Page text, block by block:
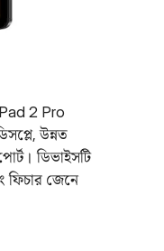
2 Pro
উন্নত
ডিভাইসটি
ফিচার জেনে